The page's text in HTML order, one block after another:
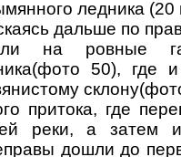
ледника (20
дальше по
на ровные
50), где
притока, где
реки, а затем
дошли до